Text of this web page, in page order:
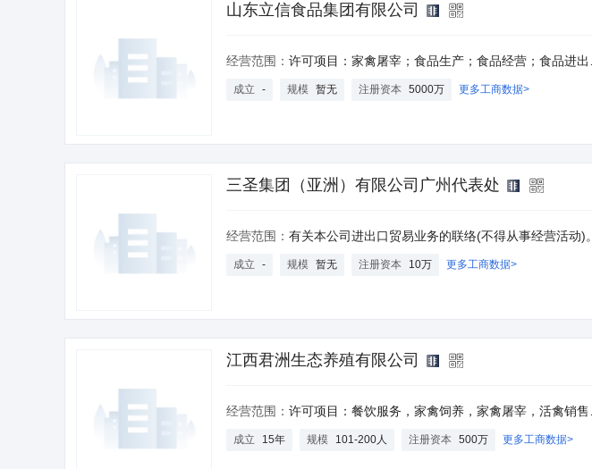
山东立信食品集团有限公司
经营范围： 许可项目：家禽屠宰；食品生产；食品经营；食品进出口；种畜禽生产。（依法须经批准的项目，经相关部门批准后方可开展经营活动，具体经营项目以相关部门批准文件或许可证件为准）一般项目：非居住房地产租赁；机械设备租赁。（除依法须经批准的项目外，凭营业执照依法自主开展经营活动）
成立 - 规模 暂无 注册资本 5000万 更多工商数据>
三圣集团（亚洲）有限公司广州代表处
经营范围： 有关本公司进出口贸易业务的联络(不得从事经营活动)。
成立 - 规模 暂无 注册资本 10万 更多工商数据>
江西君洲生态养殖有限公司
经营范围： 许可项目：餐饮服务，家禽饲养，家禽屠宰，活禽销售，种畜禽生产，种畜禽经营，牲畜饲养（依法须经批准的项目，经相关部门批准后方可开展经营活动，具体经营项目以相关部门批准文件或许可证件为准） 一般项目：水果种植，牲畜销售，农产品的生产、销售、加工、运输、贮藏及其他相关服务，生态农庄（除依法须经批准的项目外，凭营业执照依法自主开展经营活动）
成立 15年 规模 101-200人 注册资本 500万 更多工商数据>